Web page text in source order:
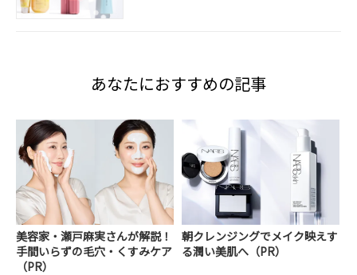
あなたにおすすめの記事
美容家・瀬戸麻実さんが解説！
手間いらずの毛穴・くすみケア
（PR）
朝クレンジングでメイク映えす
る潤い美肌へ（PR）